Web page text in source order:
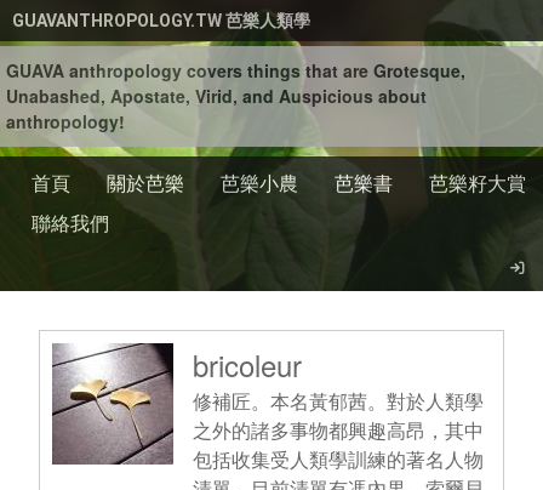
移至主內容
GUAVANTHROPOLOGY.TW 芭樂人類學
GUAVA anthropology covers things that are Grotesque,
Unabashed, Apostate, Virid, and Auspicious about
anthropology!
首頁 關於芭樂 芭樂小農 芭樂書
芭樂籽大賞
聯絡我們
bricoleur
修補匠。本名黃郁茜。對於人類學
之外的諸多事物都興趣高昂，其中
包括收集受人類學訓練的著名人物